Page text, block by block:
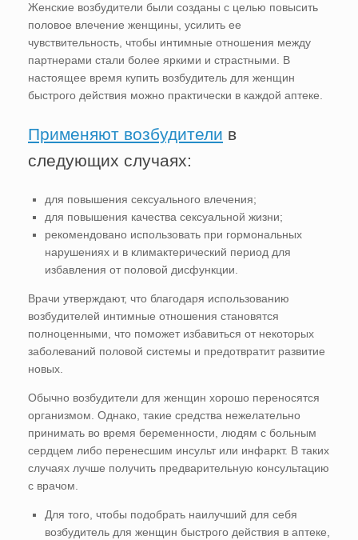
Женские возбудители были созданы с целью повысить
половое влечение женщины, усилить ее
чувствительность, чтобы интимные отношения между
партнерами стали более яркими и страстными. В
настоящее время купить возбудитель для женщин
быстрого действия можно практически в каждой аптеке.
Применяют возбудители в
следующих случаях:
для повышения сексуального влечения;
для повышения качества сексуальной жизни;
рекомендовано использовать при гормональных
нарушениях и в климактерический период для
избавления от половой дисфункции.
Врачи утверждают, что благодаря использованию
возбудителей интимные отношения становятся
полноценными, что поможет избавиться от некоторых
заболеваний половой системы и предотвратит развитие
новых.
Обычно возбудители для женщин хорошо переносятся
организмом. Однако, такие средства нежелательно
принимать во время беременности, людям с больным
сердцем либо перенесшим инсульт или инфаркт. В таких
случаях лучше получить предварительную консультацию
с врачом.
Для того, чтобы подобрать наилучший для себя
возбудитель для женщин быстрого действия в аптеке,